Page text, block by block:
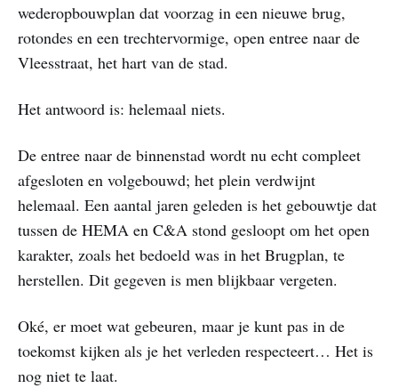
wederopbouwplan dat voorzag in een nieuwe brug,
rotondes en een trechtervormige, open entree naar de
Vleesstraat, het hart van de stad.
Het antwoord is: helemaal niets.
De entree naar de binnenstad wordt nu echt compleet
afgesloten en volgebouwd; het plein verdwijnt
helemaal. Een aantal jaren geleden is het gebouwtje dat
tussen de HEMA en C&A stond gesloopt om het open
karakter, zoals het bedoeld was in het Brugplan, te
herstellen. Dit gegeven is men blijkbaar vergeten.
Oké, er moet wat gebeuren, maar je kunt pas in de
toekomst kijken als je het verleden respecteert… Het is
nog niet te laat.